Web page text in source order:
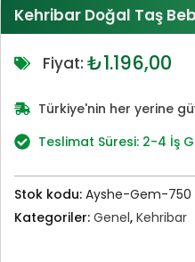
Kehribar Doğal Taş
Fiyat: Orijinal
₺1.316,00.
₺1.196,00
Türkiye'nin her yerine
Teslimat Süresi: 2-4 İş
Stok kodu: Ayshe-Gem-750
Kategoriler: Genel, Kehribar